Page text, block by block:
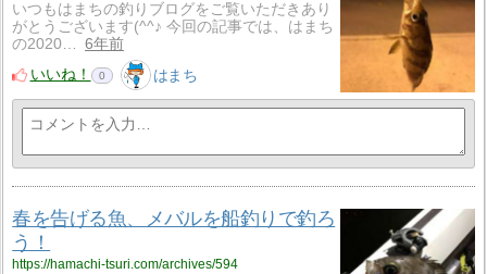
いつもはまちの釣りブログをご覧いただきあり
がとうございます(^^♪ 今回の記事では、はまち
の2020…
6年前
いいね！
0 はまち
春を告げる魚、メバルを船釣りで釣ろ
う！
https://hamachi-tsuri.com/archives/594